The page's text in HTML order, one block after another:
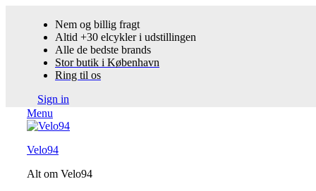
Nem og billig fragt
Altid +30 elcykler i udstillingen
Alle de bedste brands
Stor butik i København
Ring til os
Sign in
Menu
Velo94
Alt om Velo94